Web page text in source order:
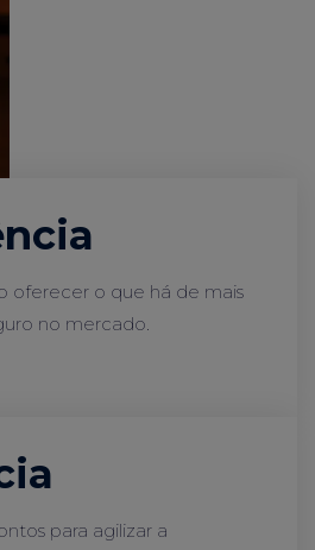
oferecer o que há de mais
no mercado.
para agilizar a